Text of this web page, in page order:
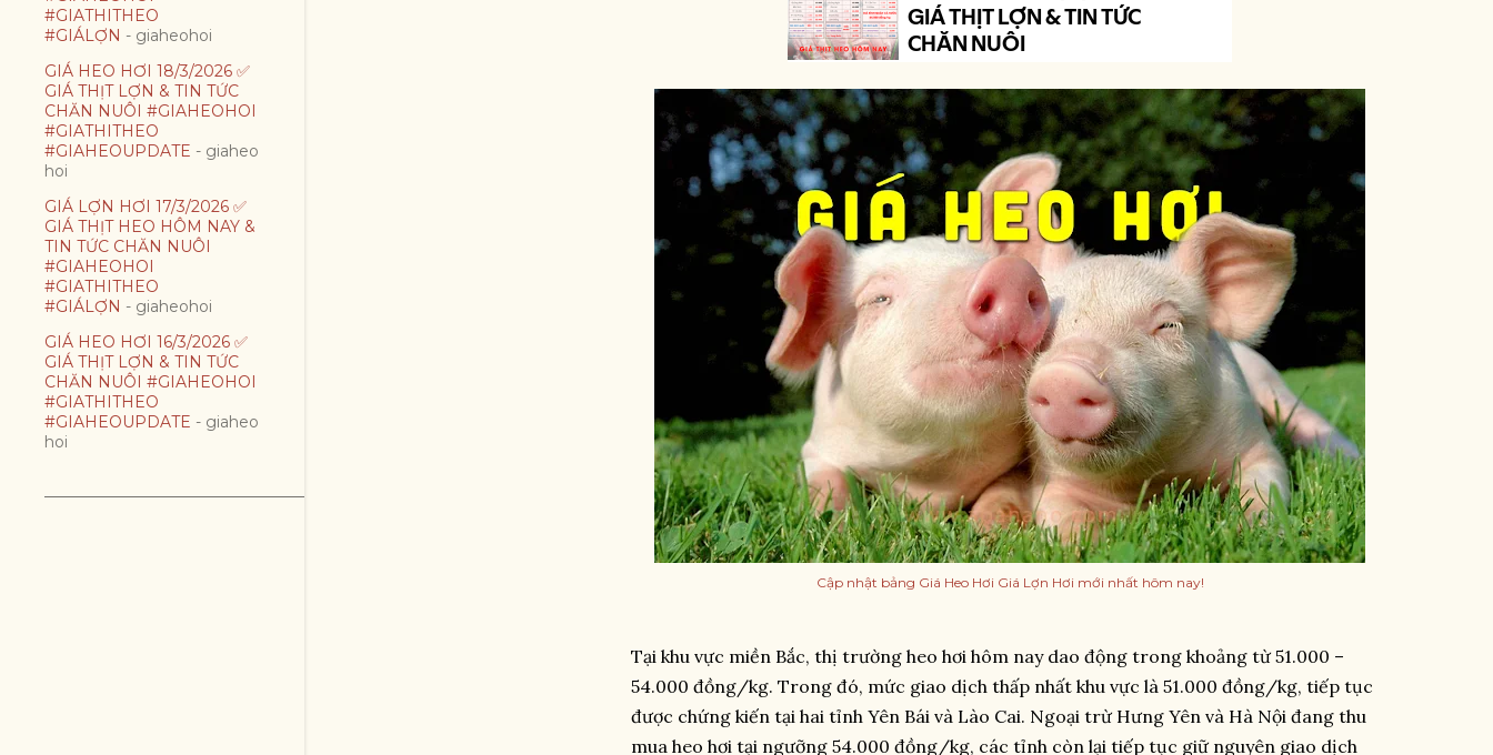
Cập nhật bảng Giá Heo Hơi Giá Lợn Hơi mới nhất hôm nay!
Tại khu vực miền Bắc, thị trường heo hơi hôm nay dao động trong khoảng từ 51.000 –
54.000 đồng/kg. Trong đó, mức giao dịch thấp nhất khu vực là 51.000 đồng/kg, tiếp tục
được chứng kiến tại hai tỉnh Yên Bái và Lào Cai. Ngoại trừ Hưng Yên và Hà Nội đang thu
mua heo hơi tại ngưỡng 54.000 đồng/kg, các tỉnh còn lại tiếp tục giữ nguyên giao dịch
#GIATHITHEO
#GIÁLỢN - giaheohoi
GIÁ HEO HƠI 18/3/2026 ✅
GIÁ THỊT LỢN & TIN TỨC
CHĂN NUÔI #GIAHEOHOI
#GIATHITHEO
#GIAHEOUPDATE - giaheo
hoi
GIÁ LỢN HƠI 17/3/2026 ✅
GIÁ THỊT HEO HÔM NAY &
TIN TỨC CHĂN NUÔI
#GIAHEOHOI
#GIATHITHEO
#GIÁLỢN - giaheohoi
GIÁ HEO HƠI 16/3/2026 ✅
GIÁ THỊT LỢN & TIN TỨC
CHĂN NUÔI #GIAHEOHOI
#GIATHITHEO
#GIAHEOUPDATE - giaheo
hoi